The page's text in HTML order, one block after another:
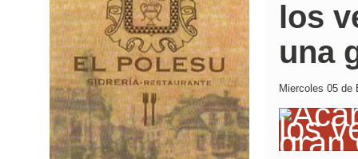
los
una
Miercoles 05 de